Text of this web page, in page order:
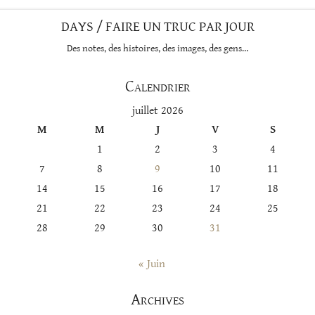
DAYS / FAIRE UN TRUC PAR JOUR
Des notes, des histoires, des images, des gens…
Calendrier
juillet 2026
M M J V S
1
2 3 4
7 8 9 10 11
14 15 16 17 18
21 22 23 24 25
28 29 30 31
« Juin
Archives